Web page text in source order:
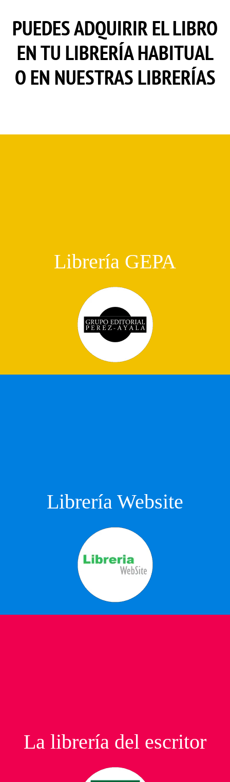
PUEDES ADQUIRIR EL LIBRO
EN TU LIBRERÍA HABITUAL
O EN NUESTRAS LIBRERÍAS
Librería GEPA
Librería Website
La librería del escritor